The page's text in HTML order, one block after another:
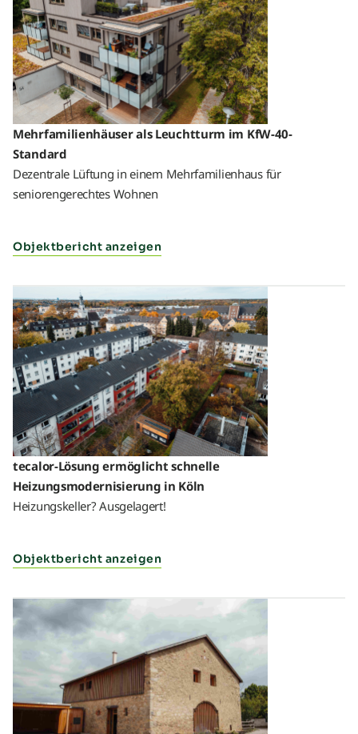
Übersicht
Neuheiten
Schulungen & Seminare
Messen & Events
B2B-Referenzen
Förderung
Downloads
TTL Aufstellarten
Mehrfamilienhäuser als Leuchtturm im KfW-40-
Standard
Dezentrale Lüftung in einem Mehrfamilienhaus für
seniorengerechtes Wohnen
Objektbericht anzeigen
tecalor-Lösung ermöglicht schnelle
Heizungsmodernisierung in Köln
Heizungskeller? Ausgelagert!
Objektbericht anzeigen